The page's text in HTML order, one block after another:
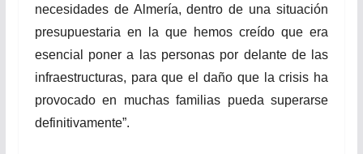
necesidades de Almería, dentro de una situación
presupuestaria en la que hemos creído que era
esencial poner a las personas por delante de las
infraestructuras, para que el daño que la crisis ha
provocado en muchas familias pueda superarse
definitivamente”.